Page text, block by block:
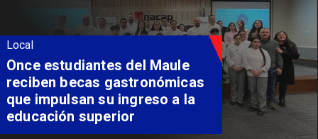
Local
Once estudiantes del Maule
reciben becas gastronómicas
que impulsan su ingreso a la
educación superior